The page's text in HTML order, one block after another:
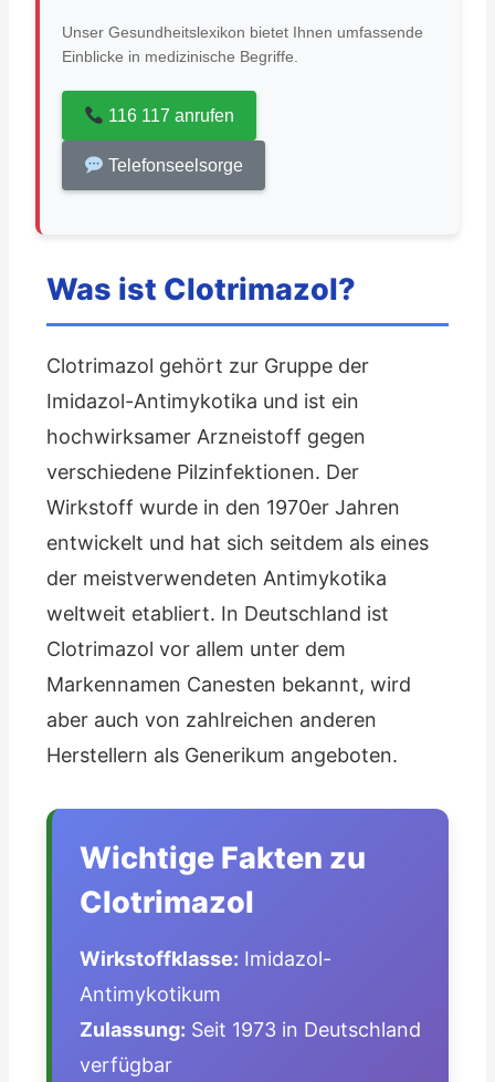
Unser Gesundheitslexikon bietet Ihnen umfassende
Einblicke in medizinische Begriffe.
116 117 anrufen
Telefonseelsorge
Was ist Clotrimazol?
Clotrimazol gehört zur Gruppe der
Imidazol-Antimykotika und ist ein
hochwirksamer Arzneistoff gegen
verschiedene Pilzinfektionen. Der
Wirkstoff wurde in den 1970er Jahren
entwickelt und hat sich seitdem als eines
der meistverwendeten Antimykotika
weltweit etabliert. In Deutschland ist
Clotrimazol vor allem unter dem
Markennamen Canesten bekannt, wird
aber auch von zahlreichen anderen
Herstellern als Generikum angeboten.
Wichtige Fakten zu
Clotrimazol
Wirkstoffklasse: Imidazol-
Antimykotikum
Zulassung: Seit 1973 in Deutschland
verfügbar